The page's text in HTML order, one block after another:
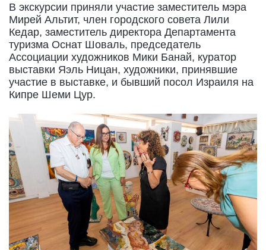
В экскурсии приняли участие заместитель мэра
Мирей Альтит, член городского совета Лили
Кедар, заместитель директора Департамента
туризма Оснат Шоваль, председатель
Ассоциации художников Мики Банай, куратор
выставки Яэль Ницан, художники, принявшие
участие в выставке, и бывший посол Израиля на
Кипре Шеми Цур.